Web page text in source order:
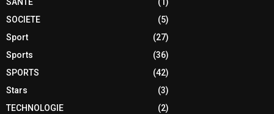
SANTE
(1)
SOCIETE
(5)
Sport
(27)
Sports
(36)
SPORTS
(42)
Stars
(3)
TECHNOLOGIE
(2)